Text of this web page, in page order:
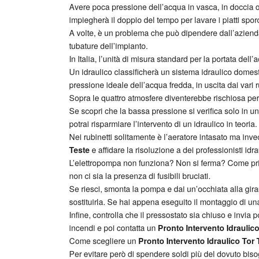
Avere poca pressione dell’acqua in vasca, in
impiegherà il doppio del tempo per lavare i piatti
A volte, è un problema che può dipendere
tubature dell’impianto.
In Italia, l’unità di misura standard per la portata
Un idraulico classificherà un sistema idraulico
pressione ideale dell’acqua fredda, in uscita dai
Sopra le quattro atmosfere diventerebbe rischiosa
Se scopri che la bassa pressione si verifica solo in
potrai risparmiare l’intervento di un idraulico in teoria.
Nei rubinetti solitamente è l’aeratore intasato ma
Testee affidare la risoluzione a dei professionisti
L’elettropompa non funziona? Non si ferma? Come
non ci sia la presenza di fusibili bruciati.
Se riesci, smonta la pompa e dai un’occhiata alla
sostituirla. Se hai appena eseguito il montaggio di
Infine, controlla che il pressostato sia chiuso e invia
incendi e poi contatta un Pronto Intervento
Come scegliere un Pronto Intervento Idraulico Tor
Per evitare però di spendere soldi più del dovuto